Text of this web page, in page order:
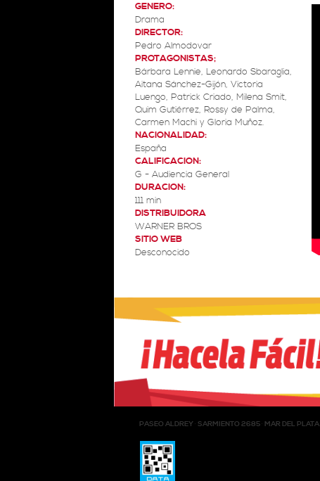
GENERO:
Drama
DIRECTOR:
Pedro Almodovar
PROTAGONISTAS;
Bárbara Lennie, Leonardo Sbaraglia,
Aitana Sánchez-Gijón, Victoria
Luengo, Patrick Criado, Milena Smit,
Quim Gutiérrez, Rossy de Palma,
Carmen Machi y Gloria Muñoz.
NACIONALIDAD:
España
CALIFICACION:
G - Audiencia General
DURACION:
111 min
DISTRIBUIDORA
WARNER BROS
SITIO WEB
Desconocido
PASEO ALDREY SARMIENTO 2685 MAR DEL PLATA